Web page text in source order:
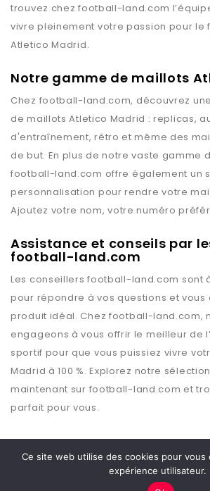
trouvez chezfootball-land.com
vivre pleinement votre passion pour le
Atletico Madrid.
Notre gamme de maillots
Chez football-land.com, découvrez
de maillotsAtletico Madrid : replicas,
d'entraînement, rétro et même des
de but. En plus de notre vaste gamme
football-land.com offre également un
personnalisation pour rendre votre
Ajoutez votre nom, votre numéro
Assistance et conseils par
football-land.com
Les conseillersfootball-land.com sont
pour répondre à vos questions et vous
produit idéal. Chez football-land.com,
engageons à vous offrir le meilleur de
sportif pour que vous puissiez vivre
Madrid à 100 %. Explorez notre
maintenant sur football-land.com et
parfait pour vous.
Ce site web utilise des cookies pour vous
expérience utilisateur.